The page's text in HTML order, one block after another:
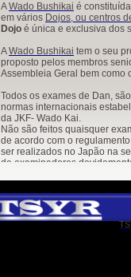
AWado Bushikai é
em vários Dojos, ou centros
Dojo é única e exclusiva dos
AWado Bushikai tem o seu
proposto pelos membros
Assembleia Geral bem como
Todos os exames de Dan,
normas internacionais
da JKF- Wado Kai.
Não são feitos quaisquer
de acordo com o
ser realizados no Japão na
de examinadores
também está de acordo com
exames são conduzidos de
estabelecido para tal,
pode ser consultado na